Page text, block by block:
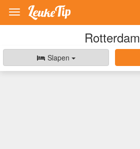
Toggle
navigation
Rotterdam
Slapen